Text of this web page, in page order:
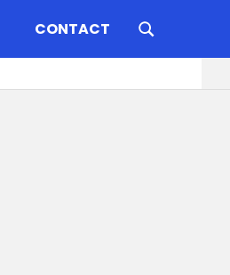
CONTACT